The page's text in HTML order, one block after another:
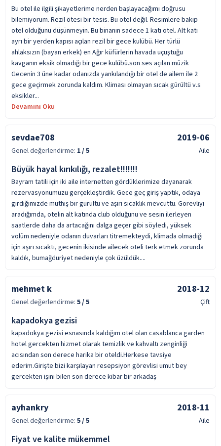
Bu otel ile ilgili şikayetlerime nerden başlayacağımı doğrusu
bilemiyorum. Rezil ötesi bir tesis. Bu otel değil. Resimlere bakıp
otel olduğunu düşünmeyin. Bu binanın sadece 1 katı otel. Alt katı
ayrı bir yerden kapısı açılan rezil bir gece kulübü. Her türlü
ahlaksızın (bayan erkek) en Ağır küfürlerin havada uçuştuğu
kavganın eksik olmadığı bir gece kulübü.son ses açılan müzik
Gecenin 3 üne kadar odanızda yankılandığı bir otel de ailem ile 2
gece geçirmek zorunda kaldım. Kliması olmayan sıcak gürültü v.s
eksikler...
Devamını Oku
sevdae708 2019-06
Genel değerlendirme: 1/ 5 Aile
Büyük hayal kırıkılığı, rezalet!!!!!!!
Bayram tatili için iki aile internetten gördüklerimize dayanarak
rezervasyonumuzu gerçekleştirdik. Gece geç giriş yaptık, odaya
girdiğimizde müthiş bir gürültü ve aşırı sıcaklık mevcuttu. Görevliyi
aradığımda, otelin alt katında club olduğunu ve sesin ilerleyen
saatlerde daha da artacağını dalga geçer gibi söyledi, yüksek
volüm nedeniyle odanın duvarları titremekteydi, klimada olmadığı
için aşırı sıcaktı, gecenin ikisinde ailecek oteli terk etmek zorunda
kaldık, bumağduriyet nedeniyle çok üzüldük....
mehmet k 2018-12
Genel değerlendirme: 5/ 5 Çift
kapadokya gezisi
kapadokya gezisi esnasında kaldığım otel olan casablanca garden
hotel gercekten hizmet olarak temizlik ve kahvaltı zenginliği
acısından son derece harika bir oteldi.Herkese tavsiye
ederim.Girişte bizi karşılayan resepsiyon görevlisi umut bey
gercekten işini bilen son derece kibar bir arkadaş
ayhankry 2018-11
Genel değerlendirme: 5/ 5 Aile
Fiyat ve kalite mükemmel